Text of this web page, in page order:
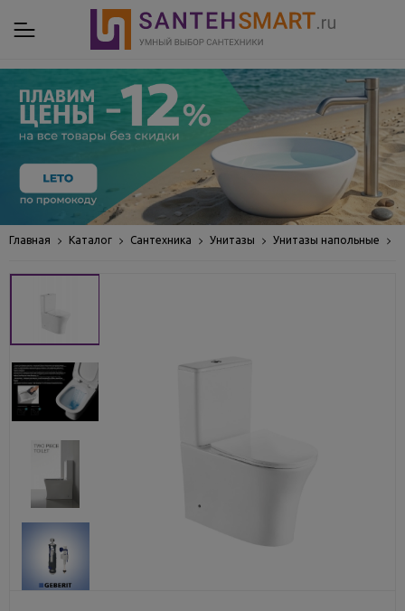
Главная Каталог Сантехника Унитазы Унитазы напольные